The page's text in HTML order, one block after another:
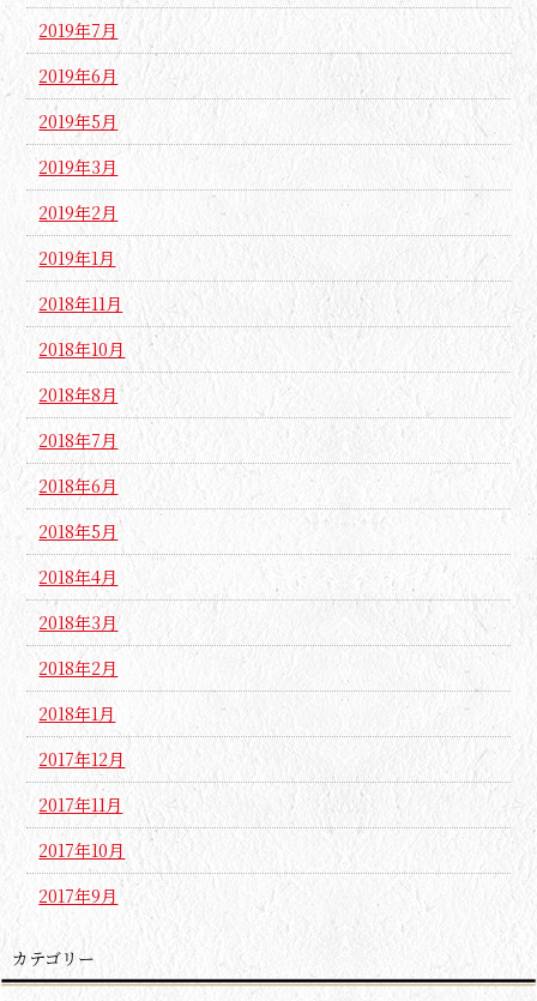
2019年7月
2019年6月
2019年5月
2019年3月
2019年2月
2019年1月
2018年11月
2018年10月
2018年8月
2018年7月
2018年6月
2018年5月
2018年4月
2018年3月
2018年2月
2018年1月
2017年12月
2017年11月
2017年10月
2017年9月
カテゴリー